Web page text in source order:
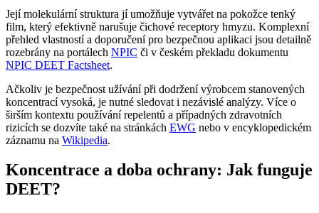
Její molekulární struktura jí umožňuje vytvářet na pokožce tenký
film, který efektivně narušuje čichové receptory hmyzu. Komplexní
přehled vlastností a doporučení pro bezpečnou aplikaci jsou detailně
rozebrány na portálech NPIC či v českém překladu dokumentu
NPIC DEET Factsheet.
Ačkoliv je bezpečnost užívání při dodržení výrobcem stanovených
koncentrací vysoká, je nutné sledovat i nezávislé analýzy. Více o
širším kontextu používání repelentů a případných zdravotních
rizicích se dozvíte také na stránkách EWG nebo v encyklopedickém
záznamu na Wikipedia.
Koncentrace a doba ochrany: Jak funguje
DEET?